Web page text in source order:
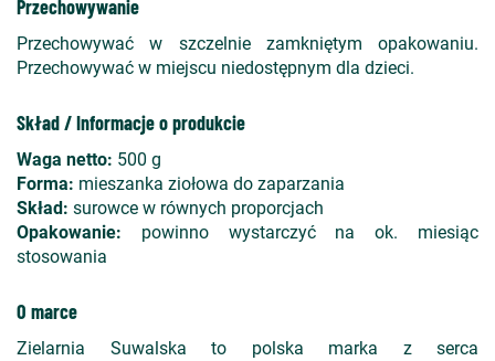
Przechowywanie
Przechowywać w szczelnie zamkniętym opakowaniu.
Przechowywać w miejscu niedostępnym dla dzieci.
Skład / Informacje o produkcie
Waga netto: 500 g
Forma: mieszanka ziołowa do zaparzania
Skład: surowce w równych proporcjach
Opakowanie: powinno wystarczyć na ok. miesiąc
stosowania
O marce
Zielarnia Suwalska to polska marka z serca